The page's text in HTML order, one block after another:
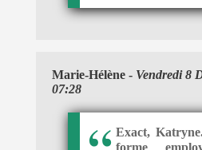
Marie-Hélène - Vendredi 8
07:28
Exact,